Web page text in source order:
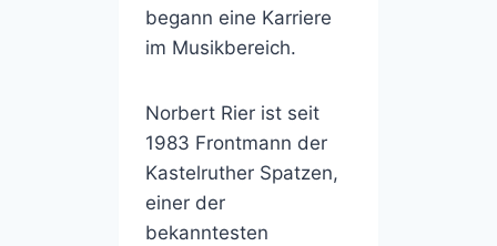
begann eine Karriere
im Musikbereich.
Norbert Rier ist seit
1983 Frontmann der
Kastelruther Spatzen,
einer der
bekanntesten